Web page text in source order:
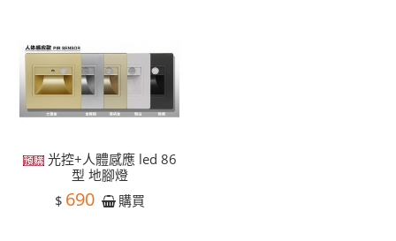
光控+人體感應 led 86
型 地腳燈
$ 690 購買